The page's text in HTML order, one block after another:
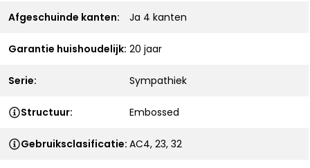
Afgeschuinde kanten: Ja 4 kanten
Garantie huishoudelijk: 20 jaar
Serie: Sympathiek
Structuur: Embossed
Gebruiksclasificatie: AC4, 23, 32